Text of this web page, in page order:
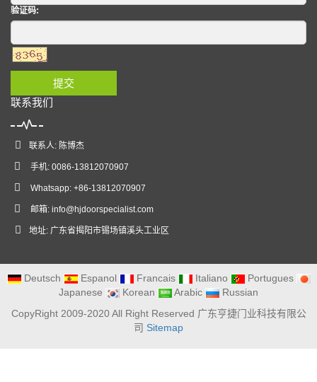
验证码:
提交
联系我们
联系人: 陈博杰
手机: 0086-13812070907
Whatsapp: +86-13812070907
邮箱: info@hjdoorspecialist.com
地址: 广东省揭阳市锡场镇溪头工业区
Deutsch Espanol Francais Italiano
Portugues
Japanese
Korean Arabic
Russian
CopyRight 2009-2020 All Right Reserved 广东亨捷门业科技有限公
司 Sitemap